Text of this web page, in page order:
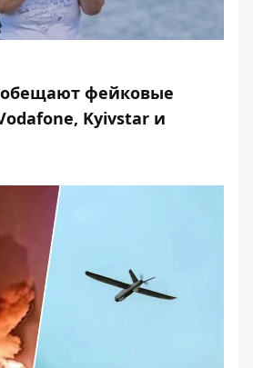
фейковые
Kyivstar и